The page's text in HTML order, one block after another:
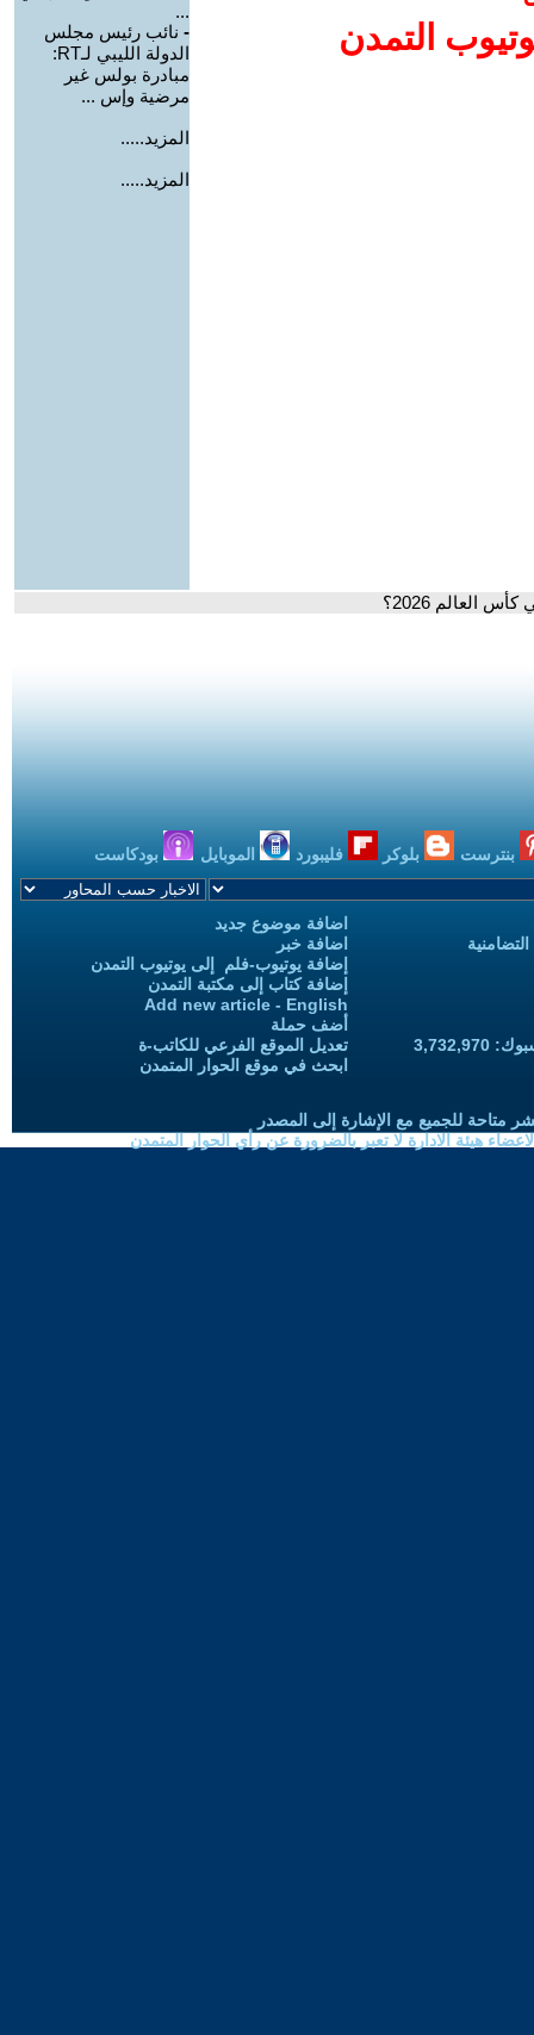
التمدن
...
- نائب رئيس مجلس
الدولة الليبي لـRT:
مبادرة بولس غير
مرضية وإس ...
المزيد.....
المزيد.....
2026؟
بنترست بلوكر فليبورد الموبايل بودكاست
اضافة موضوع جديد
اضافة خبر
إضافة يوتيوب-فلم إلى يوتيوب التمدن
إضافة كتاب إلى مكتبة التمدن
Add new article - English
أضف حملة
تعديل الموقع الفرعي للكاتب-ة
ابحث في موقع الحوار المتمدن
متاحة للجميع مع الإشارة إلى المصدر
هيئة الادارة لا تعبر بالضرورة عن رأي الحوار المتمدن